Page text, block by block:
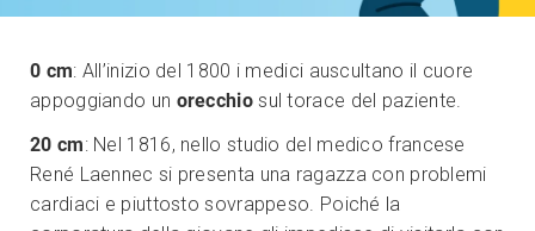
0 cm: All’inizio del 1800 i medici auscultano il cuore
appoggiando un orecchiosul torace del paziente.
20 cm: Nel 1816, nello studio del medico francese
René Laennec si presenta una ragazza con problemi
cardiaci e piuttosto sovrappeso. Poiché la